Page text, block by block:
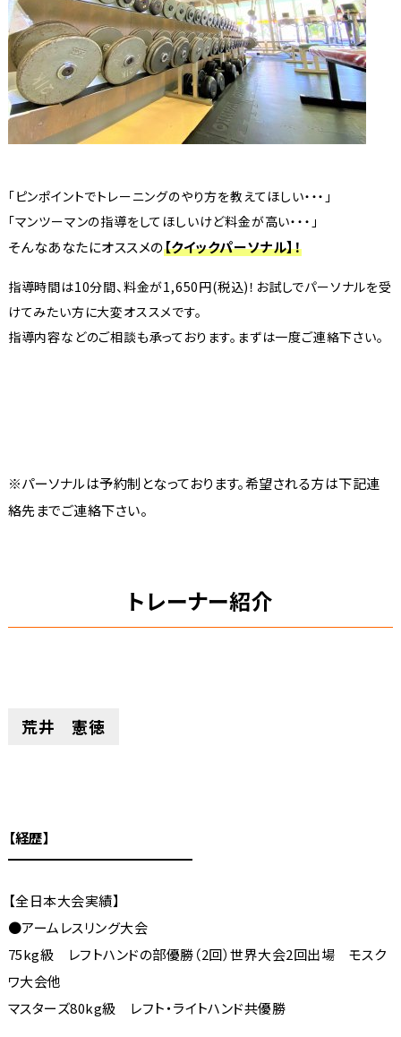
「ピンポイントでトレーニングのやり方を教えてほしい・・・」
「マンツーマンの指導をしてほしいけど料金が高い・・・」
そんなあなたにオススメの【クイックパーソナル】！
指導時間は10分間、料金が1,650円(税込)！お試しでパーソナルを受
けてみたい方に大変オススメです。
指導内容などのご相談も承っております。まずは一度ご連絡下さい。
※パーソナルは予約制となっております。希望される方は下記連
絡先までご連絡下さい。
トレーナー紹介
荒井 憲徳
【経歴】
【全日本大会実績】
●アームレスリング大会
75kg級 レフトハンドの部優勝（2回）世界大会2回出場 モスク
ワ大会他
マスターズ80kg級 レフト・ライトハンド共優勝